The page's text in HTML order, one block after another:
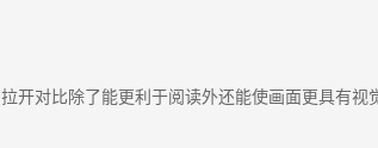
拉开对比除了能更利于阅读外还能使画面更具有视